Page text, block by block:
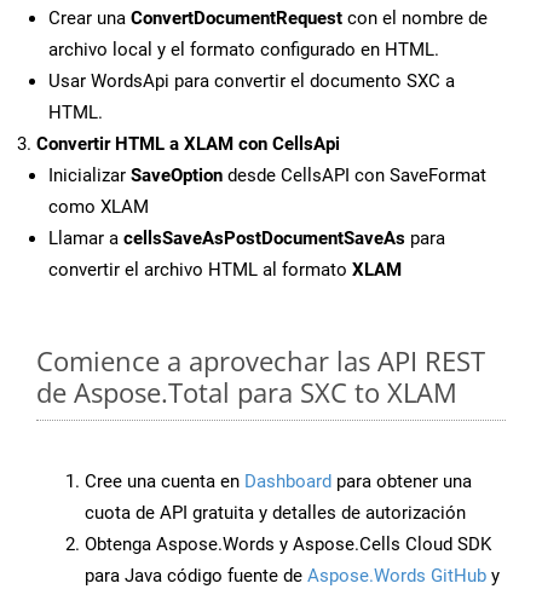
Crear una ConvertDocumentRequest con el nombre de
archivo local y el formato configurado en HTML.
Usar WordsApi para convertir el documento SXC a
HTML.
Convertir HTML a XLAM con CellsApi
Inicializar SaveOption desde CellsAPI con SaveFormat
como XLAM
Llamar a cellsSaveAsPostDocumentSaveAs para
convertir el archivo HTML al formato XLAM
Comience a aprovechar las API REST
de Aspose.Total para SXC to XLAM
Cree una cuenta en Dashboard para obtener una
cuota de API gratuita y detalles de autorización
Obtenga Aspose.Words y Aspose.Cells Cloud SDK
para Java código fuente de Aspose.Words GitHub y